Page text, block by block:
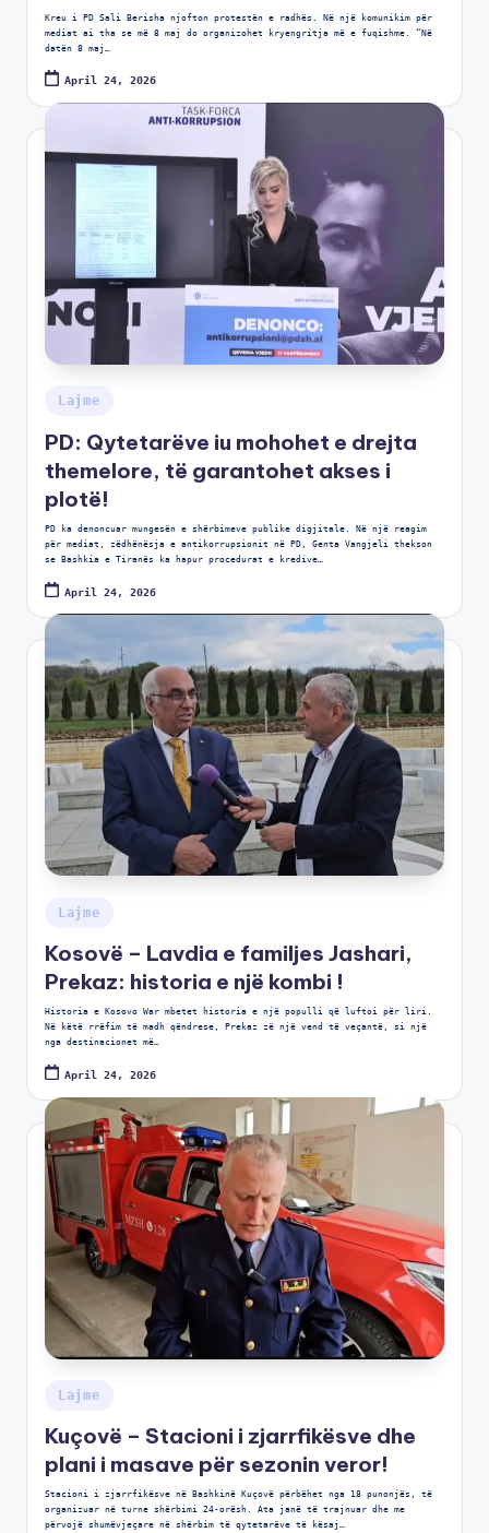
Kreu i PD Sali Berisha njofton protestën e radhës. Në një komunikim për
mediat ai tha se më 8 maj do organizohet kryengritja më e fuqishme. “Në
datën 8 maj…
April 24, 2026
Lajme
PD: Qytetarëve iu mohohet e drejta
themelore, të garantohet akses i
plotë!
PD ka denoncuar mungesën e shërbimeve publike digjitale. Në një reagim
për mediat, zëdhënësja e antikorrupsionit në PD, Genta Vangjeli thekson
se Bashkia e Tiranës ka hapur procedurat e kredive…
April 24, 2026
Lajme
Kosovë – Lavdia e familjes Jashari,
Prekaz: historia e një kombi !
Historia e Kosovo War mbetet historia e një populli që luftoi për liri.
Në këtë rrëfim të madh qëndrese, Prekaz zë një vend të veçantë, si një
nga destinacionet më…
April 24, 2026
Lajme
Kuçovë – Stacioni i zjarrfikësve dhe
plani i masave për sezonin veror!
Stacioni i zjarrfikësve në Bashkinë Kuçovë përbëhet nga 18 punonjës, të
organizuar në turne shërbimi 24-orësh. Ata janë të trajnuar dhe me
përvojë shumëvjeçare në shërbim të qytetarëve të kësaj…